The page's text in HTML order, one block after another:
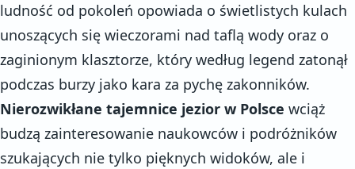
ludność od pokoleń opowiada o świetlistych kulach
unoszących się wieczorami nad taflą wody oraz o
zaginionym klasztorze, który według legend zatonął
podczas burzy jako kara za pychę zakonników.
Nierozwikłane tajemnice jezior w Polsce wciąż
budzą zainteresowanie naukowców i podróżników
szukających nie tylko pięknych widoków, ale i